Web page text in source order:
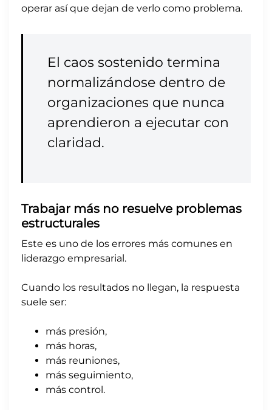
operar así que dejan de verlo como problema.
El caos sostenido termina
normalizándose dentro de
organizaciones que nunca
aprendieron a ejecutar con
claridad.
Trabajar más no resuelve problemas
estructurales
Este es uno de los errores más comunes en
liderazgo empresarial.
Cuando los resultados no llegan, la respuesta
suele ser:
más presión,
más horas,
más reuniones,
más seguimiento,
más control.